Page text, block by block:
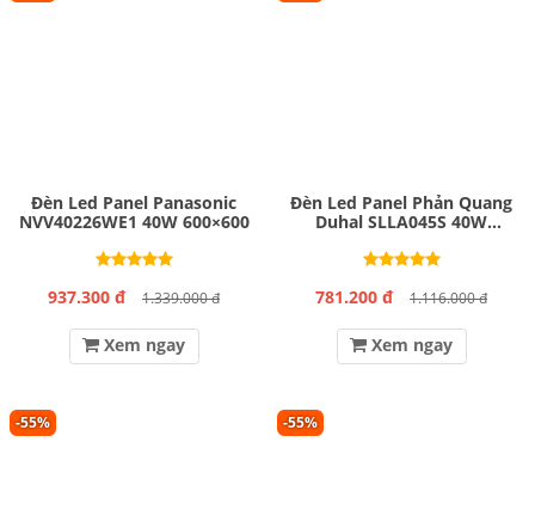
Đèn Led Panel Panasonic
NVV40226WE1 40W 600×600
937.300 đ 1.339.000 đ
Xem ngay
Đèn Led Panel Phản Quang
Duhal SLLA045S 40W
781.200 đ 1.116.000 đ
Xem ngay
-55% -55%